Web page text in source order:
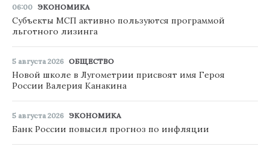
06:00 ЭКОНОМИКА
Субъекты МСП активно пользуются программой
льготного лизинга
5 августа 2026 ОБЩЕСТВО
Новой школе в Лугометрии присвоят имя Героя
России Валерия Канакина
5 августа 2026 ЭКОНОМИКА
Банк России повысил прогноз по инфляции